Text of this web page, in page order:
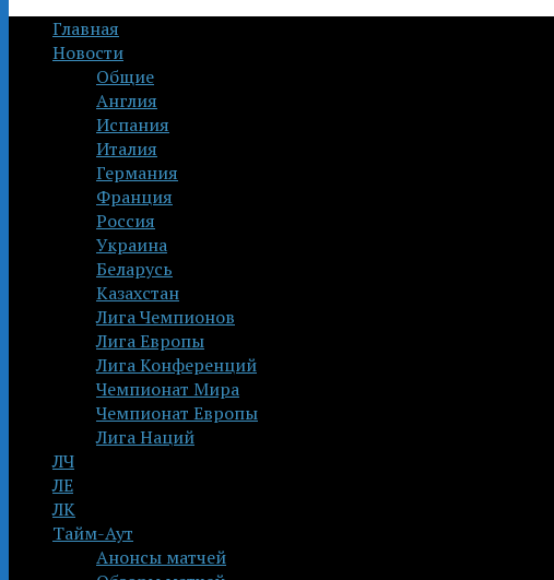
Главная
Новости
Общие
Англия
Испания
Италия
Германия
Франция
Россия
Украина
Беларусь
Казахстан
Лига Чемпионов
Лига Европы
Лига Конференций
Чемпионат Мира
Чемпионат Европы
Лига Наций
ЛЧ
ЛЕ
ЛК
Тайм-Аут
Анонсы матчей